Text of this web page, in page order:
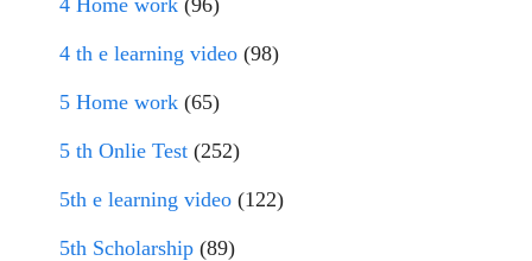
4 th e learning video (98)
5 Home work (65)
5 th Onlie Test (252)
5th e learning video (122)
5th Scholarship (89)